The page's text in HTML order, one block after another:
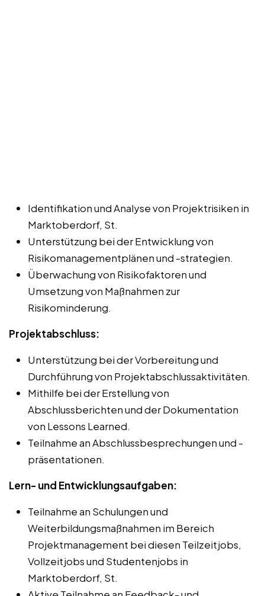
Identifikation und Analyse von Projektrisiken in
Marktoberdorf, St.
Unterstützung bei der Entwicklung von
Risikomanagementplänen und -strategien.
Überwachung von Risikofaktoren und
Umsetzung von Maßnahmen zur
Risikominderung.
Projektabschluss:
Unterstützung bei der Vorbereitung und
Durchführung von Projektabschlussaktivitäten.
Mithilfe bei der Erstellung von
Abschlussberichten und der Dokumentation
von Lessons Learned.
Teilnahme an Abschlussbesprechungen und -
präsentationen.
Lern- und Entwicklungsaufgaben:
Teilnahme an Schulungen und
Weiterbildungsmaßnahmen im Bereich
Projektmanagement bei diesen Teilzeitjobs,
Vollzeitjobs und Studentenjobs in
Marktoberdorf, St.